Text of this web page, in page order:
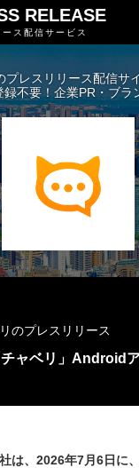
RELEASE
ス配信サービス
プレスリリース配信サ
不要！企業PR・ブラ
のプレスリリース
ャベリ」Android
は、2026年7月6日に